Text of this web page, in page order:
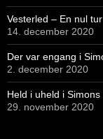
Vesterled – En nul tur
14. december 2020
Der var engang i
2. december 2020
Held i uheld i
29. november 2020